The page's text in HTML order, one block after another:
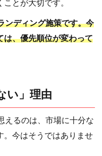
とが大切です。
ンディング施策です。今
は、優先順位が変わって
い」理由
えるのは、市場に十分な
。今はそうではありませ